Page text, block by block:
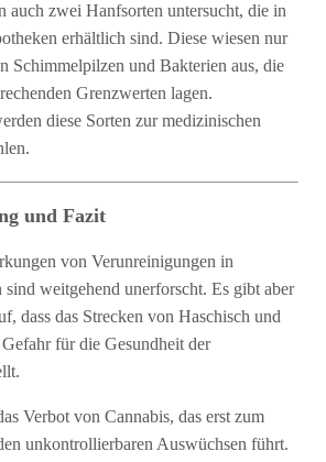
auch zwei Hanfsorten untersucht, die in
erhältlich sind. Diese wiesen nur
Schimmelpilzen und Bakterien aus, die
Grenzwerten lagen.
diese Sorten zur medizinischen
und Fazit
von Verunreinigungen in
sind weitgehend unerforscht. Es gibt aber
dass das Strecken von Haschisch und
für die Gesundheit der
Verbot von Cannabis, das erst zum
unkontrollierbaren Auswüchsen führt.